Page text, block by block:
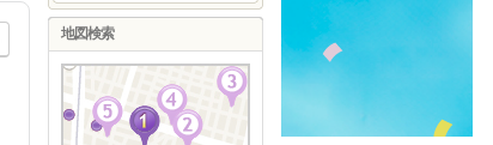
地図検索